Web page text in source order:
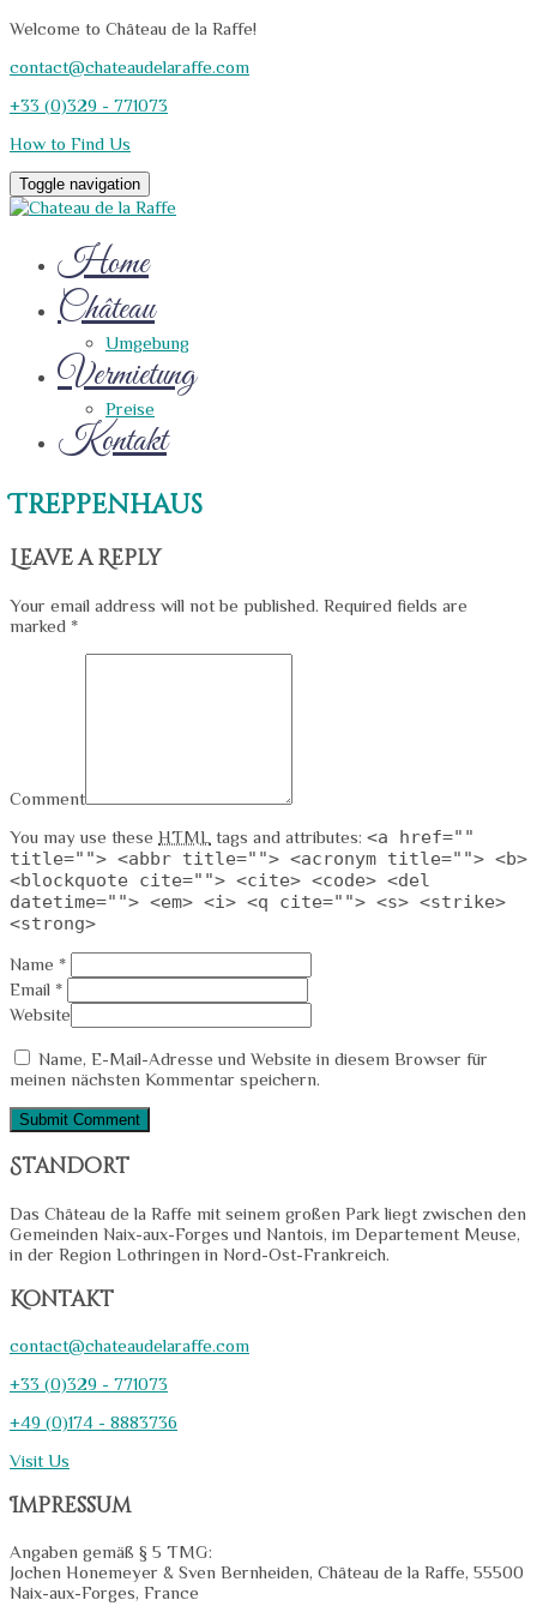
Welcome to Château de la Raffe!
contact@chateaudelaraffe.com
+33 (0)329 - 771073
How to Find Us
Toggle navigation
Home
Château
Umgebung
Vermietung
Preise
Kontakt
Treppenhaus
Leave a Reply
Your email address will not be published. Required fields are
marked *
Comment
You may use these HTML tags and attributes: <a href=""
title=""> <abbr title=""> <acronym title=""> <b>
<blockquote cite=""> <cite> <code> <del
datetime=""> <em> <i> <q cite=""> <s> <strike>
<strong>
Name *
Email *
Website
Name, E-Mail-Adresse und Website in diesem Browser für
meinen nächsten Kommentar speichern.
Standort
Das Château de la Raffe mit seinem großen Park liegt zwischen den
Gemeinden Naix-aux-Forges und Nantois, im Departement Meuse,
in der Region Lothringen in Nord-Ost-Frankreich.
Kontakt
contact@chateaudelaraffe.com
+33 (0)329 - 771073
+49 (0)174 - 8883736
Visit Us
Impressum
Angaben gemäß § 5 TMG:
Jochen Honemeyer & Sven Bernheiden, Château de la Raffe, 55500
Naix-aux-Forges, France